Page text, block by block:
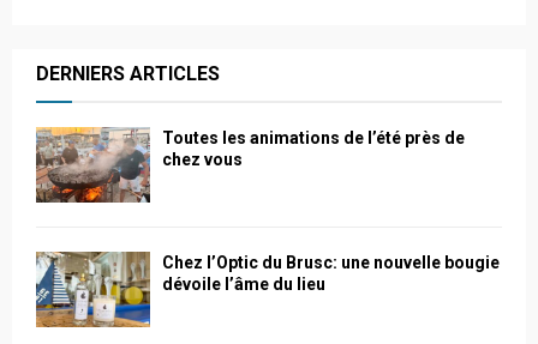
DERNIERS ARTICLES
Toutes les animations de l’été près de
chez vous
Chez l’Optic du Brusc: une nouvelle bougie
dévoile l’âme du lieu